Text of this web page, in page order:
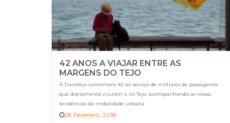
42 ANOS A VIAJAR ENTRE AS
MARGENS DO TEJO
A Transtejo comemora 42 ao serviço de milhares de passageiros
que diariamente cruzam o rio Tejo, acompanhando as novas
tendências da mobilidade urbana
28 Fevereiro, 2018